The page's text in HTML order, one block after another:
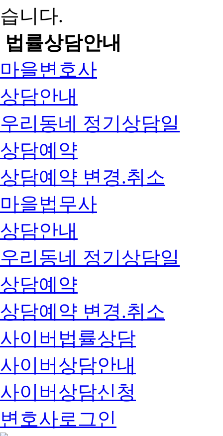
습니다.
법률상담안내
마을변호사
상담안내
우리동네 정기상담일
상담예약
상담예약 변경.취소
마을법무사
상담안내
우리동네 정기상담일
상담예약
상담예약 변경.취소
사이버법률상담
사이버상담안내
사이버상담신청
변호사로그인